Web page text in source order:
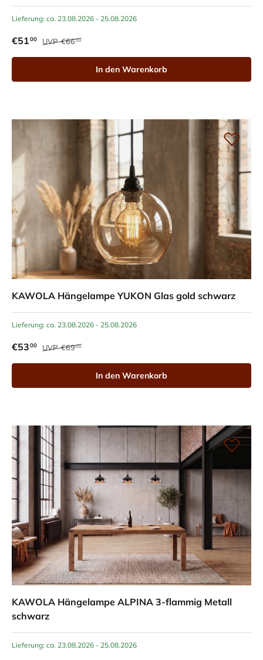
Lieferung: ca. 23.08.2026 - 25.08.2026
€5100 UVP€6600
In den Warenkorb
KAWOLA Hängelampe YUKON Glas gold schwarz
Lieferung: ca. 23.08.2026 - 25.08.2026
€5300 UVP€6900
In den Warenkorb
KAWOLA Hängelampe ALPINA 3-flammig Metall
schwarz
Lieferung: ca. 23.08.2026 - 25.08.2026